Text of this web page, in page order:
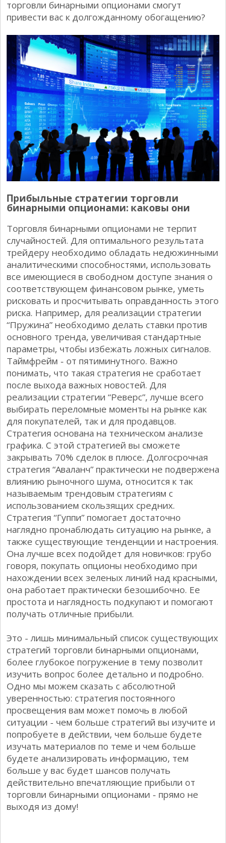
торговли бинарными опционами смогут
привести вас к долгожданному обогащению?
Прибыльные стратегии торговли
бинарными опционами: каковы они
Торговля бинарными опционами не терпит
случайностей. Для оптимального результата
трейдеру необходимо обладать недюжинными
аналитическими способностями, использовать
все имеющиеся в свободном доступе знания о
соответствующем финансовом рынке, уметь
рисковать и просчитывать оправданность этого
риска. Например, для реализации стратегии
“Пружина” необходимо делать ставки против
основного тренда, увеличивая стандартные
параметры, чтобы избежать ложных сигналов.
Таймфрейм - от пятиминутного. Важно
понимать, что такая стратегия не сработает
после выхода важных новостей. Для
реализации стратегии “Реверс”, лучше всего
выбирать переломные моменты на рынке как
для покупателей, так и для продавцов.
Стратегия основана на техническом анализе
графика. С этой стратегией вы сможете
закрывать 70% сделок в плюсе. Долгосрочная
стратегия “Аваланч” практически не подвержена
влиянию рыночного шума, относится к так
называемым трендовым стратегиям с
использованием скользящих средних.
Стратегия “Гуппи” помогает достаточно
наглядно пронаблюдать ситуацию на рынке, а
также существующие тенденции и настроения.
Она лучше всех подойдет для новичков: грубо
говоря, покупать опционы необходимо при
нахождении всех зеленых линий над красными,
она работает практически безошибочно. Ее
простота и наглядность подкупают и помогают
получать отличные прибыли.
Это - лишь минимальный список существующих
стратегий торговли бинарными опционами,
более глубокое погружение в тему позволит
изучить вопрос более детально и подробно.
Одно мы можем сказать с абсолютной
уверенностью: стратегия постоянного
просвещения вам может помочь в любой
ситуации - чем больше стратегий вы изучите и
попробуете в действии, чем больше будете
изучать материалов по теме и чем больше
будете анализировать информацию, тем
больше у вас будет шансов получать
действительно впечатляющие прибыли от
торговли бинарными опционами - прямо не
выходя из дому!